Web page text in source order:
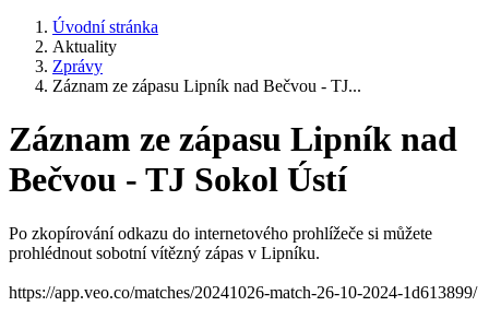
Úvodní stránka
Aktuality
Zprávy
Záznam ze zápasu Lipník nad Bečvou - TJ...
Záznam ze zápasu Lipník nad
Bečvou - TJ Sokol Ústí
Po zkopírování odkazu do internetového prohlížeče si můžete
prohlédnout sobotní vítězný zápas v Lipníku.
https://app.veo.co/matches/20241026-match-26-10-2024-1d613899/